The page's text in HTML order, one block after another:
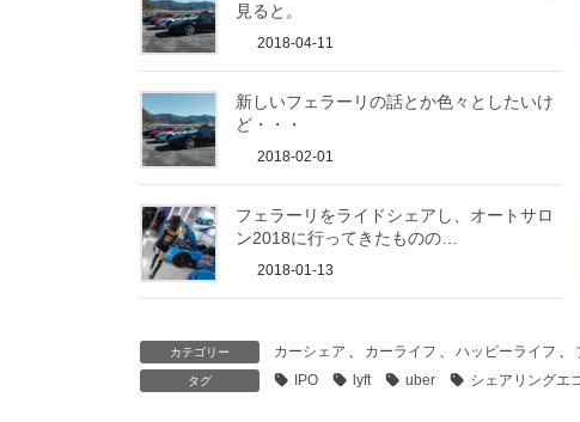
見ると。
2018-04-11
新しいフェラーリの話とか色々としたいけ
ど・・・
2018-02-01
フェラーリをライドシェアし、オートサロ
ン2018に行ってきたものの…
2018-01-13
カテゴリー カーシェア カーライフ ハッピーライフ
タグ IPO lyft uber シェアリングエ